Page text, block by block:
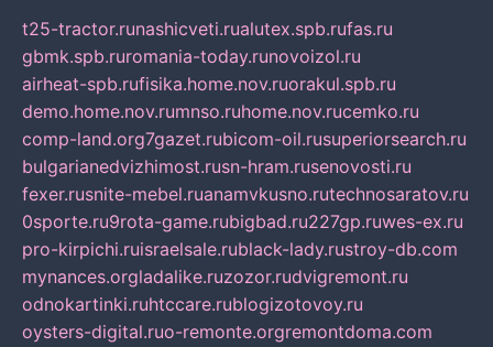
t25-tractor.runashicveti.rualutex.spb.rufas.ru
gbmk.spb.ruromania-today.runovoizol.ru
airheat-spb.rufisika.home.nov.ruorakul.spb.ru
demo.home.nov.rumnso.ruhome.nov.rucemko.ru
comp-land.org7gazet.rubicom-oil.rusuperiorsearch.ru
bulgarianedvizhimost.rusn-hram.rusenovosti.ru
fexer.rusnite-mebel.ruanamvkusno.rutechnosaratov.ru
0sporte.ru9rota-game.rubigbad.ru227gp.ruwes-ex.ru
pro-kirpichi.ruisraelsale.rublack-lady.rustroy-db.com
mynances.orgladalike.ruzozor.rudvigremont.ru
odnokartinki.ruhtccare.rublogizotovoy.ru
oysters-digital.ruo-remonte.orgremontdoma.com